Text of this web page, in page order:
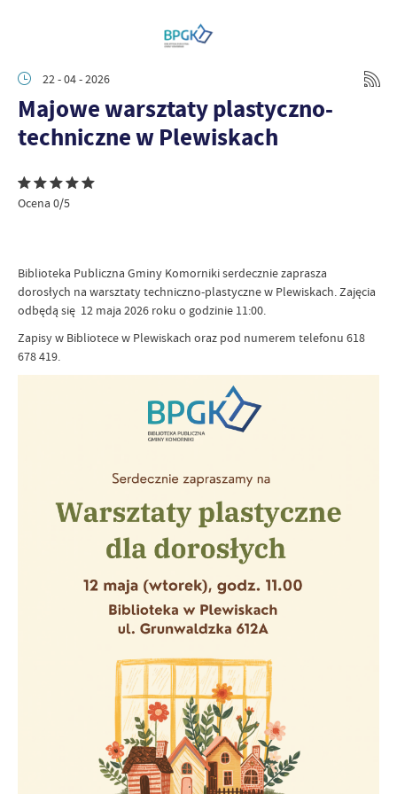
22 - 04 - 2026
Majowe warsztaty plastyczno-
techniczne w Plewiskach
Ocena 0/5
Biblioteka Publiczna Gminy Komorniki serdecznie zaprasza
dorosłych na warsztaty techniczno-plastyczne w Plewiskach. Zajęcia
odbędą się 12 maja 2026 roku o godzinie 11:00.
Zapisy w Bibliotece w Plewiskach oraz pod numerem telefonu 618
678 419.